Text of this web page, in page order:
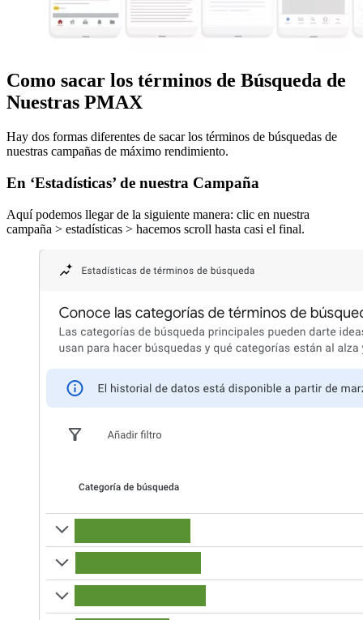
Como sacar los términos de Búsqueda de
Nuestras PMAX
Hay dos formas diferentes de sacar los términos de búsquedas de
nuestras campañas de máximo rendimiento.
En ‘Estadísticas’ de nuestra Campaña
Aquí podemos llegar de la siguiente manera: clic en nuestra
campaña > estadísticas > hacemos scroll hasta casi el final.